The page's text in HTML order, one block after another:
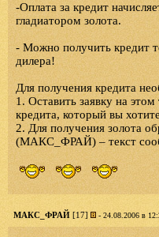
-Оплата за кредит
гладиатором золота.
- Можно получить кредит
дилера!
Для получения кредита
1. Оставить заявку на
кредита, который вы
2. Для получения золота
(МАКС_ФРАЙ) – текст
МАКС_ФРАЙ [17] - 24.08.2006 в